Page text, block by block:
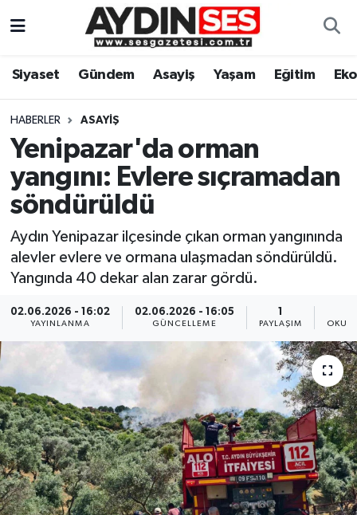
Siyaset Gündem Asayiş Yaşam Eğitim
HABERLER ASAYIŞ
Yenipazar'da orman
yangını: Evlere sıçramadan
söndürüldü
Aydın Yenipazar ilçesinde çıkan orman yangınında
alevler evlere ve ormana ulaşmadan söndürüldü.
Yangında 40 dekar alan zarar gördü.
02.06.2026 - 16:02
YAYINLANMA
02.06.2026 - 16:05
GÜNCELLEME PAYLAŞIM
Gündem
Siyaset
Ekonomi
Eğitim
Kültür Sanat
Spor
Aydın Hava Durumu
Aydin Namaz Vakitleri
Aydın Trafik Yoğunluk Haritası
Tüm Manşetler
Son Dakika Haberleri
Haber Arşivi